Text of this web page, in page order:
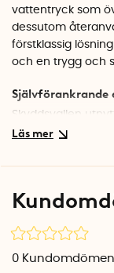
vattentryck som
dessutom
förstklassig
och en trygg och
Självförankrande
Skyddsvallen
för att skapa
cellgummi som
vattennivå upp
medan vallen är
meter. Den
0 Kundomdömen